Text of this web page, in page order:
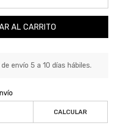
AL CARRITO
envío 5 a 10 días hábiles.
CALCULAR